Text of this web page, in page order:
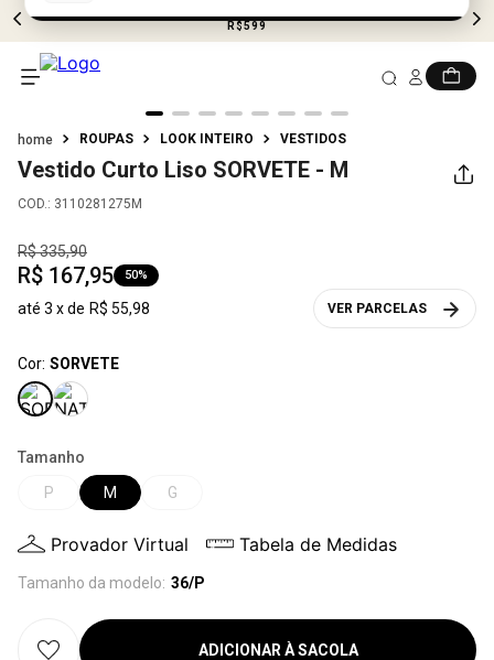
FRETE GRÁTIS EM COMPRAS ACIMA DE
R$599
ROUPAS LOOK INTEIRO VESTIDOS
Vestido Curto Liso SORVETE - M
COD.: 3110281275M
R$335,90
R$ 167,95 50%
até 3 x de R$ 55,98 VER PARCELAS
Cor: SORVETE
Tamanho
P
M G
Provador Virtual Tabela de Medidas
Tamanho da modelo: 36/P
ADICIONAR À SACOLA